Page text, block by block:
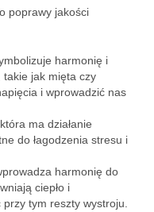
poprawy jakości
harmonię i
takie jak mięta czy
i wprowadzić nas
ma działanie
do łagodzenia stresu i
harmonię do
ciepło i
tym reszty wystroju.